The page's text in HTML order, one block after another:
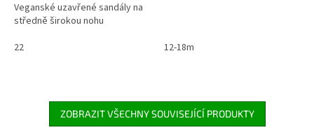
Veganské uzavřené sandály na
středně širokou nohu
22
12-18m
ZOBRAZIT VŠECHNY SOUVISEJÍCÍ PRODUKTY